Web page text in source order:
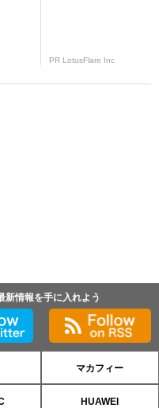
PR LotusFlare Inc
新情報を手に入れよう
マカフィー
HUAWEI